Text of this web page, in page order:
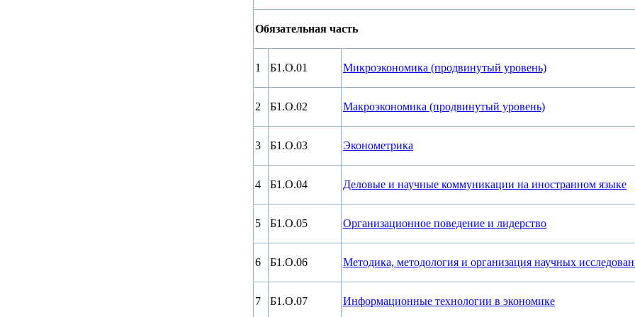
Обязательная часть
1 Б1.О.01 Микроэкономика (продвинутый уровень)
2 Б1.О.02 Макроэкономика (продвинутый уровень)
3 Б1.О.03 Эконометрика
4 Б1.О.04 Деловые и научные коммуникации на иностранном языке
5 Б1.О.05 Организационное поведение и лидерство
6 Б1.О.06 Методика, методология и организация научных
7 Б1.О.07 Информационные технологии в экономике